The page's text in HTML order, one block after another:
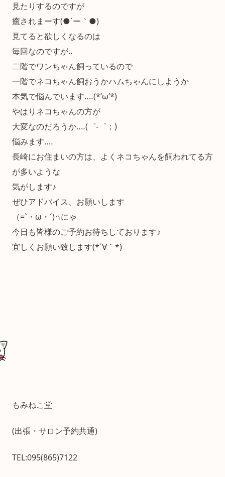
見たりするのですが
癒されまーす(●´ー｀●)
見てると欲しくなるのは
毎回なのですが‥
二階でワンちゃん飼っているので
一階でネコちゃん飼おうかハムちゃんにしようか
本気で悩んでいます‥‥(*’ω’*)
やはりネコちゃんの方が
大変なのだろうか‥‥(゜-゜；)
悩みます‥‥
長崎にお住まいの方は、よくネコちゃんを飼われてる方
が多いような
気がします♪
ぜひアドバイス、お願いします
（=`・ω・´)∩にゃ
今日も皆様のご予約お待ちしております♪
宜しくお願い致します(*´∀｀*)
もみねこ堂
(出張・サロン予約共通)
TEL:095(865)7122